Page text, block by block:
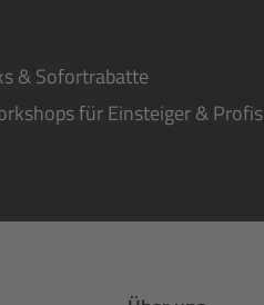
& Sofortrabatte
für Einsteiger & Profis